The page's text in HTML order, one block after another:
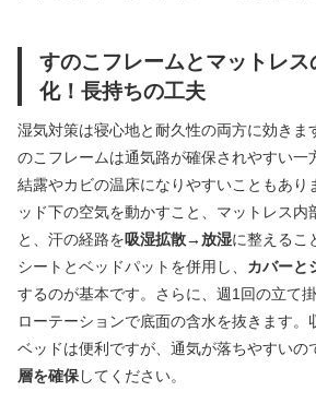
すのこフレームとマットレ
化！長持ちの工夫
湿気対策は寝心地と耐久性の両方に効きま
のこフレームは通気路が確保されやすい一
結露やカビの温床になりやすいこともあり
ッド下の空気を動かすこと、マットレス内
と、汗の経路を吸湿拡散→放湿に整えるこ
シートとベッドパットを併用し、 カバーと
するのが基本です。さらに、週1回の立て
ローテーションで底面の含水を抜きます。
ベッドは便利ですが、通気が落ちやすいの
層を確保してください。